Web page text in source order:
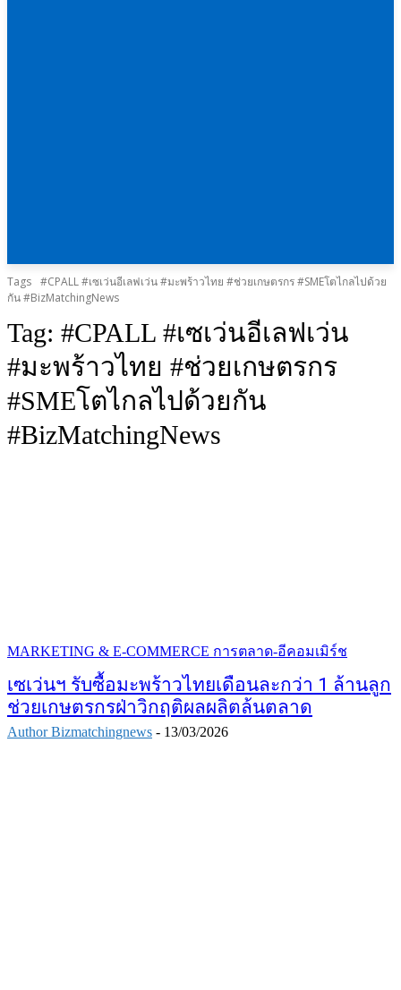
Tags #CPALL #เซเว่นอีเลฟเว่น #มะพร้าวไทย #ช่วยเกษตรกร #SMEโตไกลไปด้วย
กัน #BizMatchingNews
Tag: #CPALL #เซเว่นอีเลฟเว่น
#มะพร้าวไทย #ช่วยเกษตรกร
#SMEโตไกลไปด้วยกัน
#BizMatchingNews
MARKETING & E-COMMERCE การตลาด-อีคอมเมิร์ช
เซเว่นฯ รับซื้อมะพร้าวไทยเดือนละกว่า 1 ล้านลูก
ช่วยเกษตรกรฝ่าวิกฤติผลผลิตล้นตลาด
Author Bizmatchingnews - 13/03/2026